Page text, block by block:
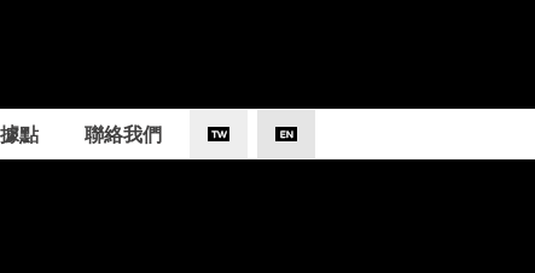
點 聯絡我們